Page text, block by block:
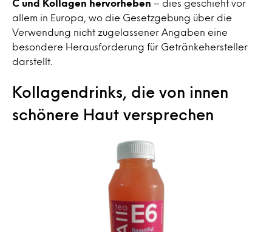
C und Kollagen hervorheben – dies geschieht vor
allem in Europa, wo die Gesetzgebung über die
Verwendung nicht zugelassener Angaben eine
besondere Herausforderung für Getränkehersteller
darstellt.
Kollagendrinks, die von innen
schönere Haut versprechen